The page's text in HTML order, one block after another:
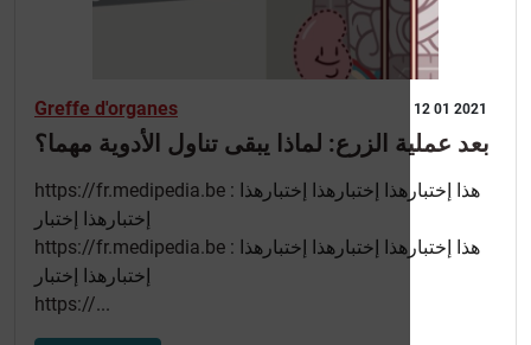
12 01 2021
Greffe d'organes
بعد عملية الزرع: لماذا يبقى تناول الأدوية مهما؟
https://fr.medipedia.be : هذا إختبارهذا إختبارهذا إختبارهذا
https://fr.medipedia.be : هذا إختبارهذا إختبارهذا إختبارهذا
https://...